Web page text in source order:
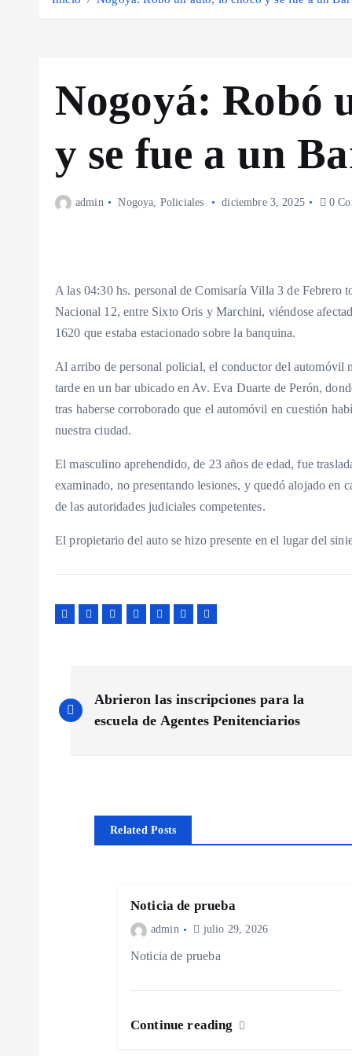
Nogoyá: Robó
y se fue a un
admin Nogoya, Policiales diciembre 3, 2025 0
A las 04:30 hs. personal de Comisaría Villa 3 de
Nacional 12, entre Sixto Oris y Marchini, viéndose
1620 que estaba estacionado sobre la banquina.
Al arribo de personal policial, el conductor del automóvil
tarde en un bar ubicado en Av. Eva Duarte de Perón,
tras haberse corroborado que el automóvil en cuestión
nuestra ciudad.
El masculino aprehendido, de 23 años de edad, fue
examinado, no presentando lesiones, y quedó alojado en
de las autoridades judiciales competentes.
El propietario del auto se hizo presente en el lugar del
a
Abrieron las inscripciones para la
escuela de Agentes Penitenciarios
Related Posts
Noticia de prueba
admin julio 29, 2026
Noticia de prueba
Continue reading